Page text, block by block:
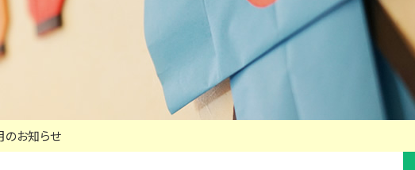
のお知らせ